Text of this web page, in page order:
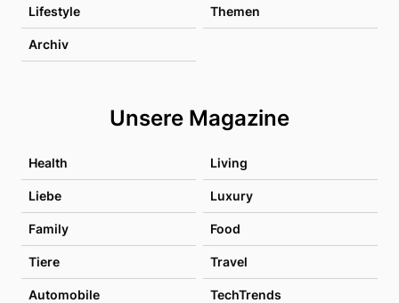
Lifestyle Themen
Archiv
Unsere Magazine
Health Living
Liebe Luxury
Family Food
Tiere Travel
Automobile TechTrends